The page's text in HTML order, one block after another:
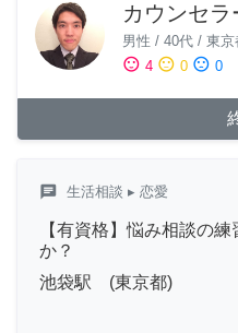
カウンセラ
男性 / 40代 / 東京
sentiment_satisfied 4 sentiment_neutral 0 sentiment_dissatisfied 0
chat 生活相談 ▸ 恋愛
【有資格】悩み相談の
か？
池袋駅 (東京都)